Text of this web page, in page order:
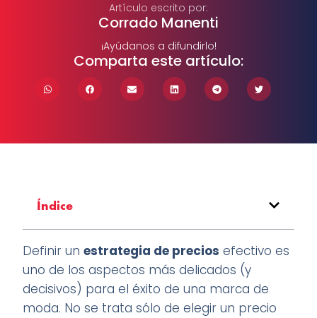
Artículo escrito por:
Corrado Manenti
¡Ayúdanos a difundirlo!
Comparta este artículo:
Índice
Definir unestrategia de precios efectivo es
uno de los aspectos más delicados (y
decisivos) para el éxito de una marca de
moda. No se trata sólo de elegir un precio